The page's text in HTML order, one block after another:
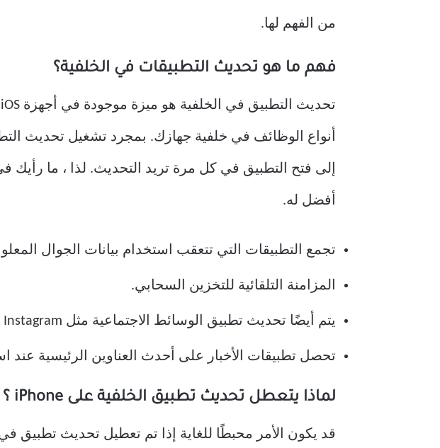
من الفهم لها.
فهم ما هو تحديث التطبيقات في الخلفية؟
تحديث التطبيق في الخلفية هو ميزة موجودة في أجهزة iOS و
أنواع الوظائف في خلفية جهازك. بمجرد تشغيل تحديث
إلى فتح التطبيق في كل مرة تريد التحديث. لذا ، ما رأيك
أفضل له.
تجمع التطبيقات التي تتعقب استخدام بيانات الجوال
المزامنة التلقائية للتخزين السحابي.
يتم أيضًا تحديث تطبيق الوسائط الاجتماعية مثل Instagram تلقائيًا.
تحصل تطبيقات الأخبار على أحدث العناوين الرئيسية عند
لماذا يتعطل تحديث تطبيق الخلفية على iPhone ؟